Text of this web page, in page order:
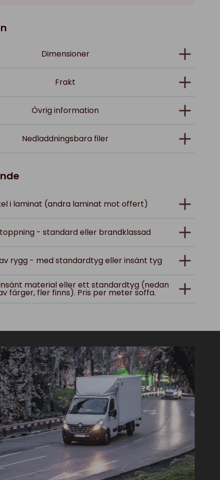
Dimensioner
Frakt
Övrig information
Nedladdningsbara filer
i laminat (andra laminat mot offert)
- standard eller brandklassad
rygg - med standardtyg eller insänt tyg
material eller ett standardtyg (nedan
färger, fler finns). Pris per meter soffa.